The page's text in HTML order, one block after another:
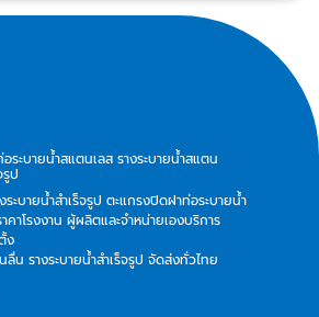
ระบายน้ำสแตนเลส รางระบายน้ำสแตน
รูป
ระบายน้ำสำเร็จรูป ตะแกรงปิดฝาท่อระบายน้ำ
คาโรงงาน ผู้ผลิตและจำหน่ายเองบริการ
ง
ลื่น รางระบายน้ำสำเร็จรูป จัดส่งทั่วไทย